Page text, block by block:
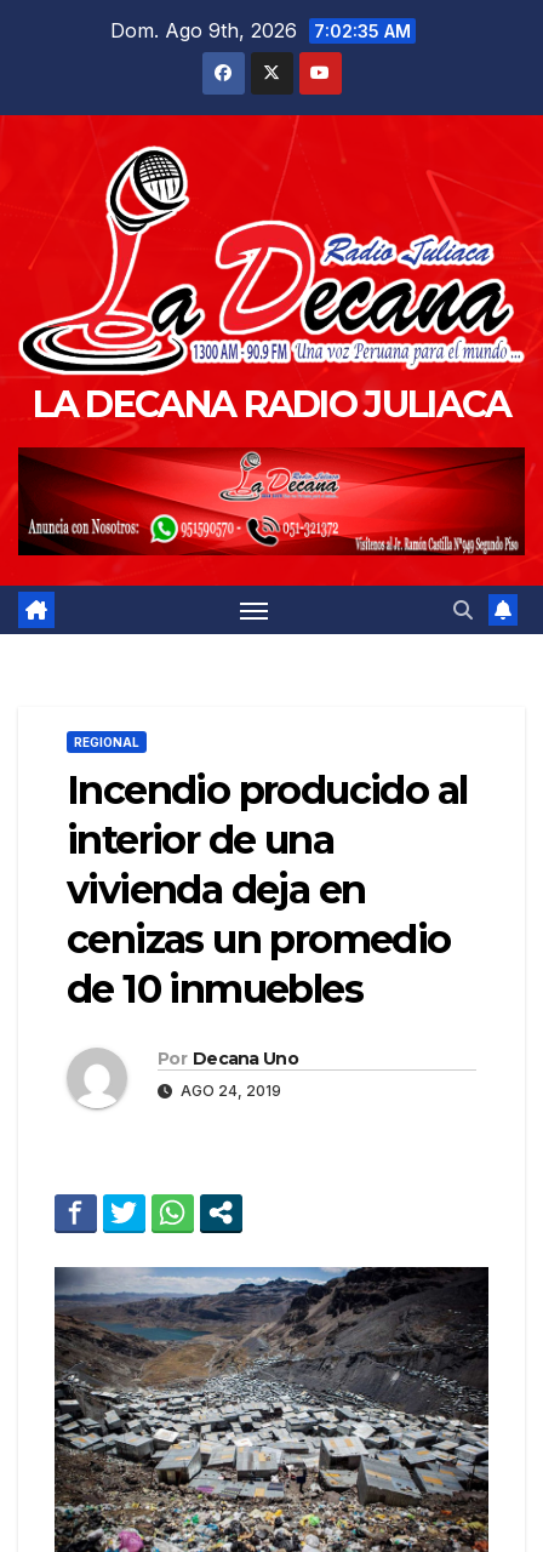
Dom. Ago 9th, 2026 7:02:37 AM
LA DECANA RADIO JULIACA
REGIONAL
Incendio producido al
interior de una
vivienda deja en
cenizas un promedio
de 10 inmuebles
Por Decana Uno
AGO 24, 2019